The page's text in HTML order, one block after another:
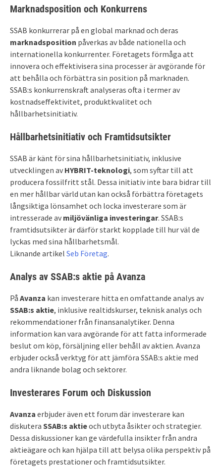
Marknadsposition och Konkurrens
SSAB konkurrerar på en global marknad och deras
marknadsposition påverkas av både nationella och
internationella konkurrenter. Företagets förmåga att
innovera och effektivisera sina processer är avgörande för
att behålla och förbättra sin position på marknaden.
SSAB:s konkurrenskraft analyseras ofta i termer av
kostnadseffektivitet, produktkvalitet och
hållbarhetsinitiativ.
Hållbarhetsinitiativ och Framtidsutsikter
SSAB är känt för sina hållbarhetsinitiativ, inklusive
utvecklingen av HYBRIT-teknologi, som syftar till att
producera fossilfritt stål. Dessa initiativ inte bara bidrar till
en mer hållbar värld utan kan också förbättra företagets
långsiktiga lönsamhet och locka investerare som är
intresserade av miljövänliga investeringar. SSAB:s
framtidsutsikter är därför starkt kopplade till hur väl de
lyckas med sina hållbarhetsmål.
Liknande artikel Seb Företag.
Analys av SSAB:s aktie på Avanza
På Avanza kan investerare hitta en omfattande analys av
SSAB:s aktie, inklusive realtidskurser, teknisk analys och
rekommendationer från finansanalytiker. Denna
information kan vara avgörande för att fatta informerade
beslut om köp, försäljning eller behåll av aktien. Avanza
erbjuder också verktyg för att jämföra SSAB:s aktie med
andra liknande bolag och sektorer.
Investerares Forum och Diskussion
Avanza erbjuder även ett forum där investerare kan
diskutera SSAB:s aktieoch utbyta åsikter och strategier.
Dessa diskussioner kan ge värdefulla insikter från andra
aktieägare och kan hjälpa till att belysa olika perspektiv på
företagets prestationer och framtidsutsikter.